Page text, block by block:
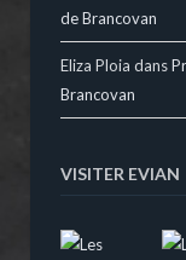
de Brancovan
Eliza Ploia dans
Brancovan
VISITER EVIAN